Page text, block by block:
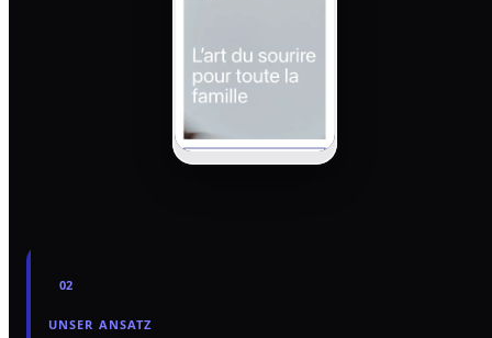
02
UNSER ANSATZ